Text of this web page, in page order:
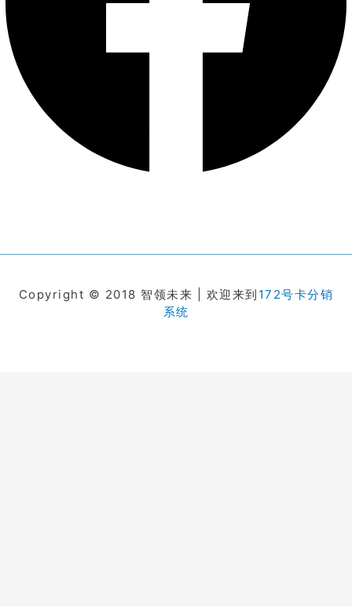
Copyright © 2018 智领未来 | 欢迎来到 172号卡分销
系统